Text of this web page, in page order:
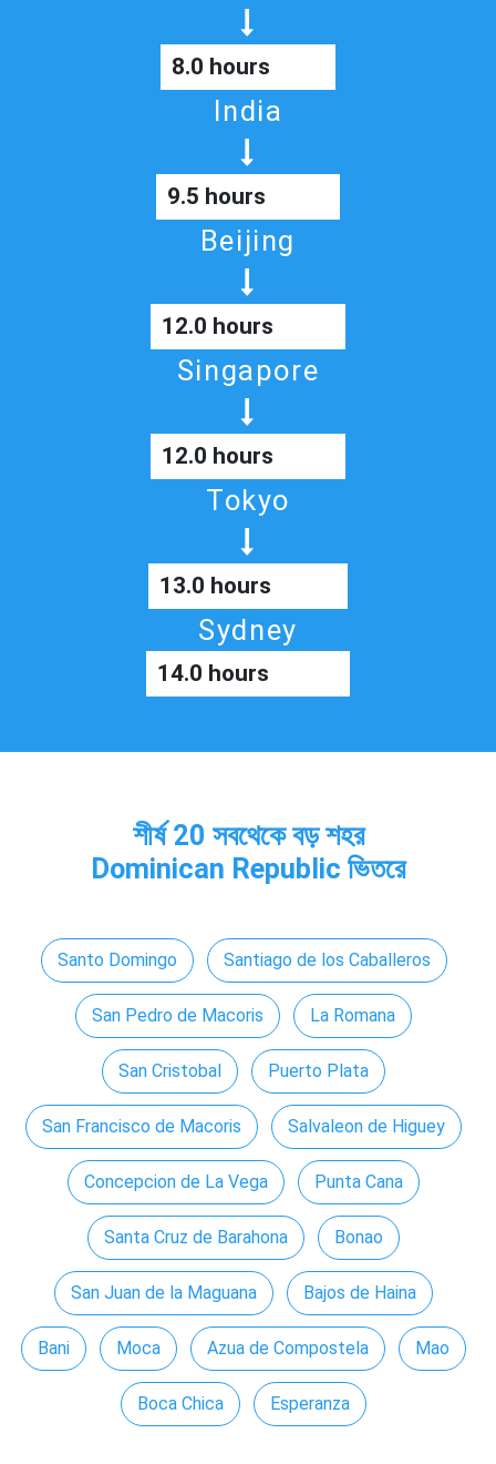
8.0 hours
India
9.5 hours
Beijing
12.0 hours
Singapore
12.0 hours
Tokyo
13.0 hours
Sydney
14.0 hours
শীর্ষ 20 সবথেকে বড় শহর
Dominican Republic ভিতরে
Santo Domingo Santiago de los Caballeros
San Pedro de Macoris La Romana
San Cristobal Puerto Plata
San Francisco de Macoris Salvaleon de Higuey
Concepcion de La Vega Punta Cana
Santa Cruz de Barahona Bonao
San Juan de la Maguana Bajos de Haina
Bani Moca Azua de Compostela Mao
Boca Chica Esperanza